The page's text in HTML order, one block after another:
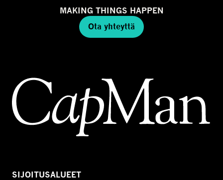
MAKING THINGS HAPPEN
Ota yhteyttä
SIJOITUSALUEET